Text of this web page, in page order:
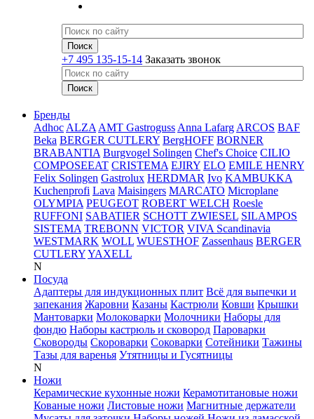
+7 495 135-15-14 Заказать звонок
Бренды
Adhoc ALZA AMT Gastroguss Anna Lafarg ARCOS BAF
Beka BERGER CUTLERY BergHOFF BORNER
BRABANTIA Burgvogel Solingen Chef's Choice CILIO
COMPOSEEAT CRISTEMA EJIRY ELO EMILE HENRY
Felix Solingen Gastrolux HERDMAR Ivo KAMBUKKA
Kuchenprofi Lava Maisingers MARCATO Microplane
OLYMPIA PEUGEOT ROBERT WELCH Roesle
RUFFONI SABATIER SCHOTT ZWIESEL SILAMPOS
SISTEMA TREBONN VICTOR VIVA Scandinavia
WESTMARK WOLL WUESTHOF Zassenhaus BERGER
CUTLERYYAXELL
N
Посуда
Адаптеры для индукционных плит Всё для выпечки и
запекания Жаровни Казаны Кастрюли Ковши Крышки
Мантоварки Молоковарки Молочники Наборы для
фондю Наборы кастрюль и сковород Пароварки
Сковороды Скороварки Соковарки Сотейники Тажины
Тазы для варенья Утятницы и Гусятницы
N
Ножи
Керамические кухонные ножи Керамотитановые ножи
Кованые ножи Листовые ножи Магнитные держатели